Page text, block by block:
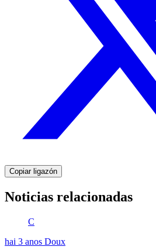
Copiar ligazón
Noticias relacionadas
C
hai 3 anos Doux